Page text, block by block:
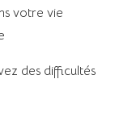
votre vie
des difficultés